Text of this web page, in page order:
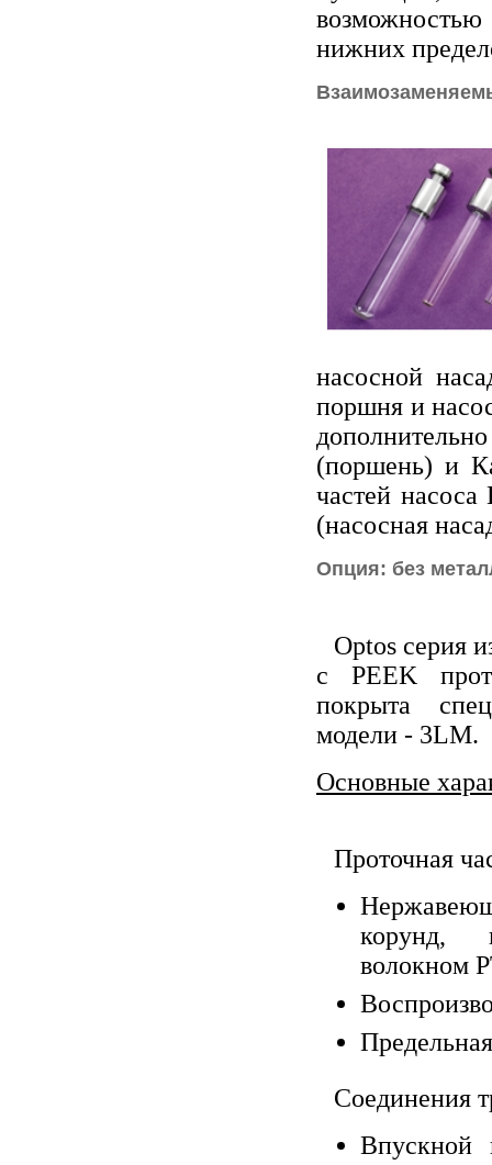
возможностью
нижних
насосной
поршня и
(поршень) и
частей
(насосная
Опция: без
Optos серия
с PEEK
покрыта
модели - 3LM.
Основные
Проточная
корунд,
волокном
Соединения
Впускной